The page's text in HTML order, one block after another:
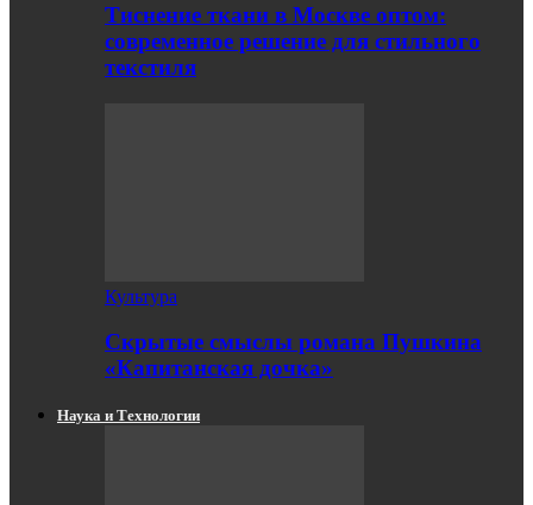
Тиснение ткани в Москве оптом:
современное решение для стильного
текстиля
Культура
Скрытые смыслы романа Пушкина
«Капитанская дочка»
Наука и Технологии